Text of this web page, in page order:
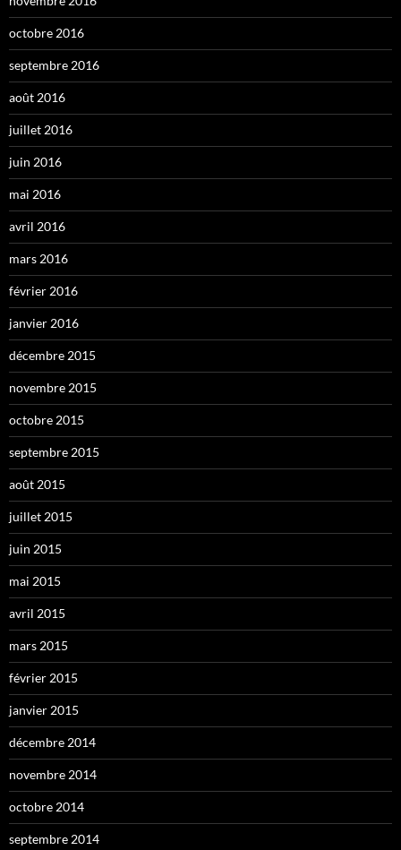
octobre 2016
septembre 2016
août 2016
juillet 2016
juin 2016
mai 2016
avril 2016
mars 2016
février 2016
janvier 2016
décembre 2015
novembre 2015
octobre 2015
septembre 2015
août 2015
juillet 2015
juin 2015
mai 2015
avril 2015
mars 2015
février 2015
janvier 2015
décembre 2014
novembre 2014
octobre 2014
septembre 2014